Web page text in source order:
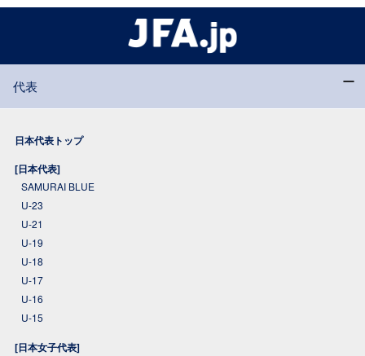
代表
日本代表トップ
[日本代表]
SAMURAI BLUE
U-23
U-21
U-19
U-18
U-17
U-16
U-15
[日本女子代表]